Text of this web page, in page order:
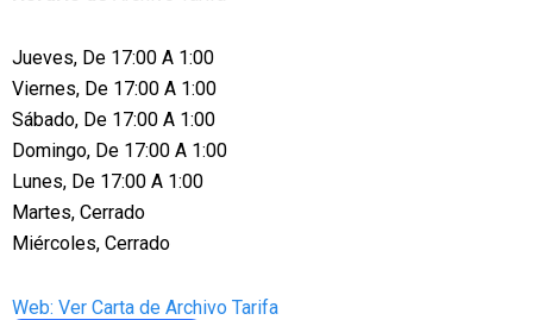
Jueves, De 17:00 A 1:00
Viernes, De 17:00 A 1:00
Sábado, De 17:00 A 1:00
Domingo, De 17:00 A 1:00
Lunes, De 17:00 A 1:00
Martes, Cerrado
Miércoles, Cerrado
Web: Ver Carta de Archivo Tarifa